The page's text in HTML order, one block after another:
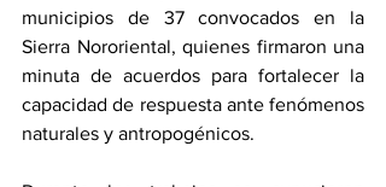
municipios de 37 convocados en la
Sierra Nororiental, quienes firmaron una
minuta de acuerdos para fortalecer la
capacidad de respuesta ante fenómenos
naturales y antropogénicos.